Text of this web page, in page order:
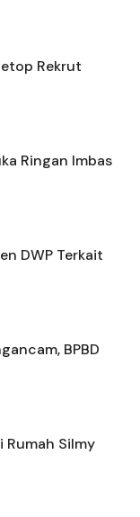
Rekrut
Ringan Imbas
DWP Terkait
BPBD
Rumah Silmy